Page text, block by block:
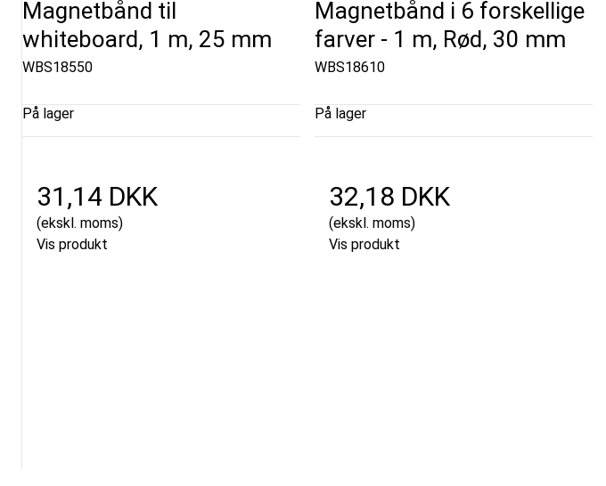
Magnetbånd til
whiteboard, 1 m, 25 mm
WBS18550
På lager
31,14 DKK
(ekskl. moms)
Vis produkt
Magnetbånd i 6 forskellige
farver - 1 m, Rød, 30 mm
WBS18610
På lager
32,18 DKK
(ekskl. moms)
Vis produkt